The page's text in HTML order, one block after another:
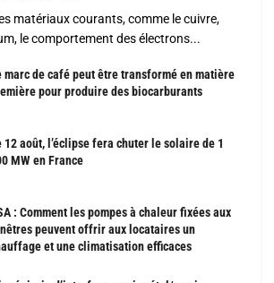
matériaux courants, comme le cuivre,
le comportement des électrons...
marc de café peut être transformé en matière
pour produire des biocarburants
12 août, l’éclipse fera chuter le solaire de 1
MW en France
: Comment les pompes à chaleur fixées aux
peuvent offrir aux locataires un
et une climatisation efficaces